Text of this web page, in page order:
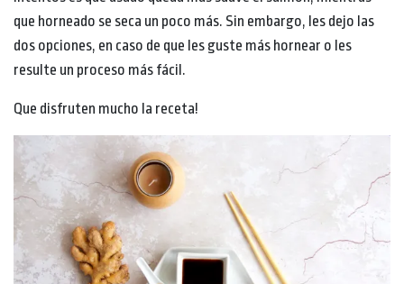
que horneado se seca un poco más. Sin embargo, les dejo las
dos opciones, en caso de que les guste más hornear o les
resulte un proceso más fácil.
Que disfruten mucho la receta!